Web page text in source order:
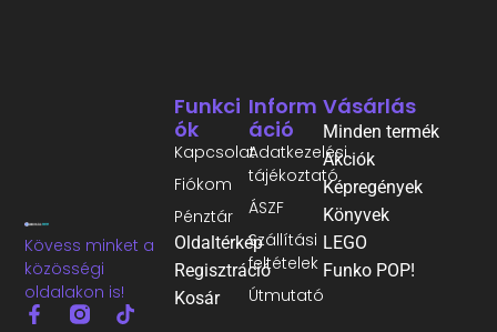
Kövess minket a
közösségi
oldalakon is!
Inform
Áció
Adatkezelési
tájékoztató
ÁSZF
Szállítási
feltételek
Útmutató
Funkci
Ók
Kapcsolat
Fiókom
Pénztár
Oldaltérkép
Regisztráció
Kosár
Vásárlás
Minden termék
Akciók
Képregények
Könyvek
LEGO
Funko POP!